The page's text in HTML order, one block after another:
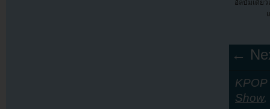
อัลบั้มเดี่ย
←
Show,